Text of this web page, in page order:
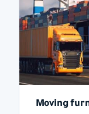
Moving